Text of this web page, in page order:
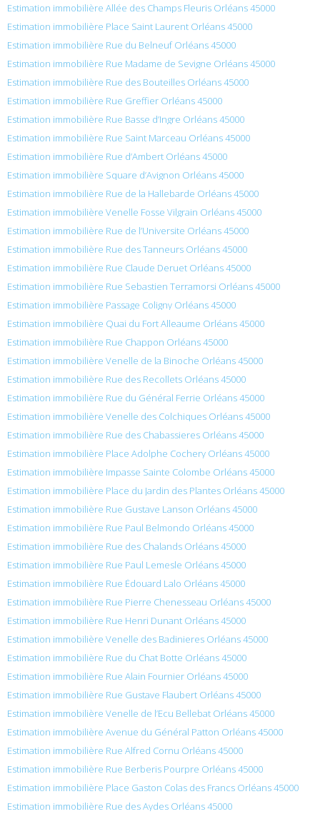
Estimation immobilière Allée des Champs Fleuris Orléans 45000
Estimation immobilière Place Saint Laurent Orléans 45000
Estimation immobilière Rue du Belneuf Orléans 45000
Estimation immobilière Rue Madame de Sevigne Orléans 45000
Estimation immobilière Rue des Bouteilles Orléans 45000
Estimation immobilière Rue Greffier Orléans 45000
Estimation immobilière Rue Basse d’Ingre Orléans 45000
Estimation immobilière Rue Saint Marceau Orléans 45000
Estimation immobilière Rue d’Ambert Orléans 45000
Estimation immobilière Square d’Avignon Orléans 45000
Estimation immobilière Rue de la Hallebarde Orléans 45000
Estimation immobilière Venelle Fosse Vilgrain Orléans 45000
Estimation immobilière Rue de l’Universite Orléans 45000
Estimation immobilière Rue des Tanneurs Orléans 45000
Estimation immobilière Rue Claude Deruet Orléans 45000
Estimation immobilière Rue Sebastien Terramorsi Orléans 45000
Estimation immobilière Passage Coligny Orléans 45000
Estimation immobilière Quai du Fort Alleaume Orléans 45000
Estimation immobilière Rue Chappon Orléans 45000
Estimation immobilière Venelle de la Binoche Orléans 45000
Estimation immobilière Rue des Recollets Orléans 45000
Estimation immobilière Rue du Général Ferrie Orléans 45000
Estimation immobilière Venelle des Colchiques Orléans 45000
Estimation immobilière Rue des Chabassieres Orléans 45000
Estimation immobilière Place Adolphe Cochery Orléans 45000
Estimation immobilière Impasse Sainte Colombe Orléans 45000
Estimation immobilière Place du Jardin des Plantes Orléans 45000
Estimation immobilière Rue Gustave Lanson Orléans 45000
Estimation immobilière Rue Paul Belmondo Orléans 45000
Estimation immobilière Rue des Chalands Orléans 45000
Estimation immobilière Rue Paul Lemesle Orléans 45000
Estimation immobilière Rue Édouard Lalo Orléans 45000
Estimation immobilière Rue Pierre Chenesseau Orléans 45000
Estimation immobilière Rue Henri Dunant Orléans 45000
Estimation immobilière Venelle des Badinieres Orléans 45000
Estimation immobilière Rue du Chat Botte Orléans 45000
Estimation immobilière Rue Alain Fournier Orléans 45000
Estimation immobilière Rue Gustave Flaubert Orléans 45000
Estimation immobilière Venelle de l’Ecu Bellebat Orléans 45000
Estimation immobilière Avenue du Général Patton Orléans 45000
Estimation immobilière Rue Alfred Cornu Orléans 45000
Estimation immobilière Rue Berberis Pourpre Orléans 45000
Estimation immobilière Place Gaston Colas des Francs Orléans 45000
Estimation immobilière Rue des Aydes Orléans 45000